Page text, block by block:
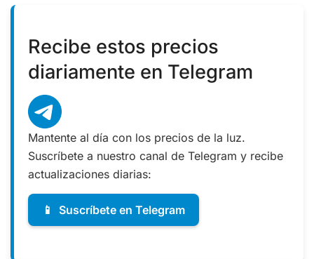
Recibe estos precios
diariamente en Telegram
Mantente al día con los precios de la luz.
Suscríbete a nuestro canal de Telegram y recibe
actualizaciones diarias:
📱 Suscríbete en Telegram